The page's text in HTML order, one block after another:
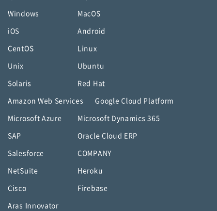
Windows MacOS
iOS Android
CentOS Linux
Unix Ubuntu
Solaris Red Hat
Amazon Web Services Google Cloud Platform
Microsoft Azure Microsoft Dynamics 365
SAP Oracle Cloud ERP
Salesforce COMPANY
NetSuite Heroku
Cisco Firebase
Aras Innovator